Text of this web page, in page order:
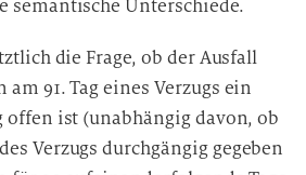
semantische Unterschiede.
die Frage, ob der Ausfall
91. Tag eines Verzugs ein
offen ist (unabhängig davon, ob
Verzugs durchgängig gegeben